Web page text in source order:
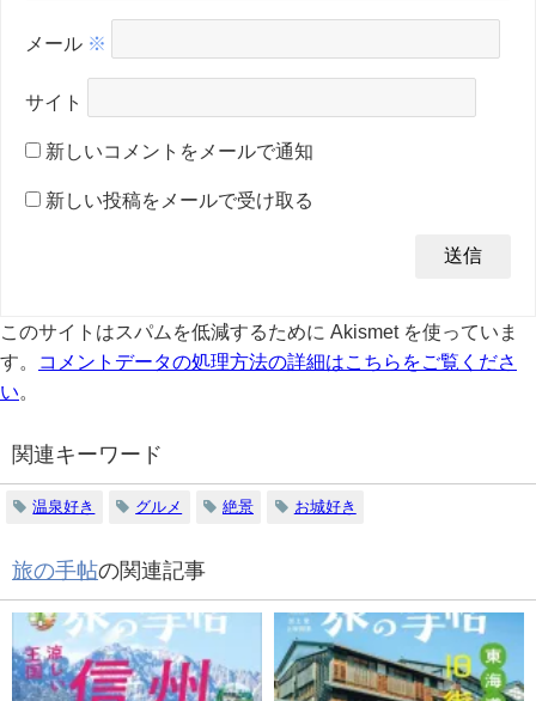
メール ※
サイト
新しいコメントをメールで通知
新しい投稿をメールで受け取る
このサイトはスパムを低減するために Akismet を使っていま
す。
コメントデータの処理方法の詳細はこちらをご覧くださ
い。
関連キーワード
温泉好き グルメ 絶景 お城好き
旅の手帖の関連記事